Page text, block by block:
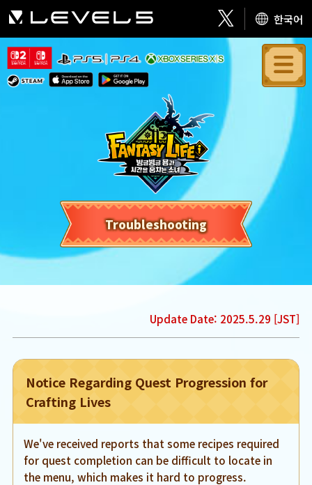
한국어
Troubleshooting
Update Date: 2025.5.29 [JST]
Notice Regarding Quest Progression for
Crafting Lives
We've received reports that some recipes required
for quest completion can be difficult to locate in
the menu, which makes it hard to progress.